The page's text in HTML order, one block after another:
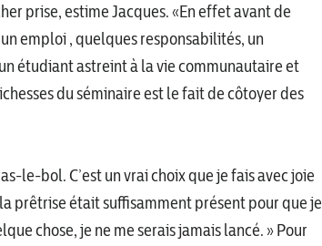
prise, estime Jacques. «En effet avant de
emploi , quelques responsabilités, un
étudiant astreint à la vie communautaire et
du séminaire est le fait de côtoyer des
le-bol. C’est un vrai choix que je fais avec joie
prêtrise était suffisamment présent pour que je
chose, je ne me serais jamais lancé. » Pour